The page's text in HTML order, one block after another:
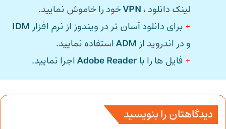
لینک دانلود ، VPNخود را خاموش نمایید.
+ برای دانلود آسان تر در ویندوز از نرم افزار IDM
و در اندروید از ADMاستفاده نمایید.
+ فایل ها را باAdobe Readerاجرا نمایید.
دیدگاهتان را بنویسید